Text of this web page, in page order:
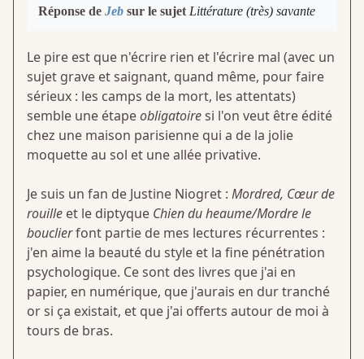
Réponse de Jeb sur le sujet Littérature (très) savante
Le pire est que n'écrire rien et l'écrire mal (avec un
sujet grave et saignant, quand même, pour faire
sérieux : les camps de la mort, les attentats)
semble une étapeobligatoiresi l'on veut être édité
chez une maison parisienne qui a de la jolie
moquette au sol et une allée privative.
Je suis un fan de Justine Niogret : Mordred, Cœur de
rouille et le diptyque Chien du heaume/Mordre le
bouclierfont partie de mes lectures récurrentes :
j'en aime la beauté du style et la fine pénétration
psychologique. Ce sont des livres que j'ai en
papier, en numérique, que j'aurais en dur tranché
or si ça existait, et que j'ai offerts autour de moi à
tours de bras.